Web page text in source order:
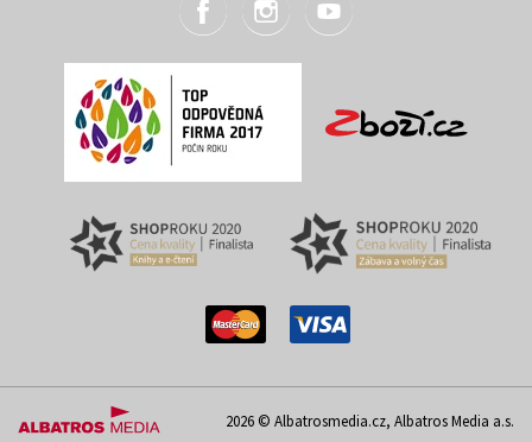
2026 © Albatrosmedia.cz, Albatros Media a.s.